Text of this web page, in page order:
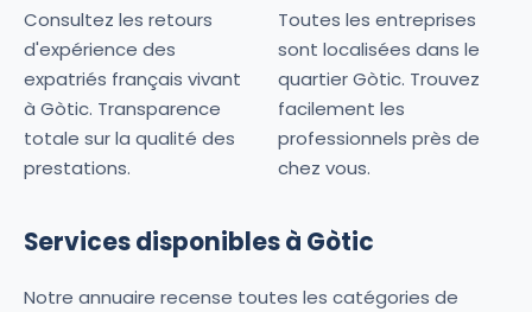
Consultez les retours
d'expérience des
expatriés français vivant
à Gòtic. Transparence
totale sur la qualité des
prestations.
Toutes les entreprises
sont localisées dans le
quartier Gòtic. Trouvez
facilement les
professionnels près de
chez vous.
Services disponibles à Gòtic
Notre annuaire recense toutes les catégories de